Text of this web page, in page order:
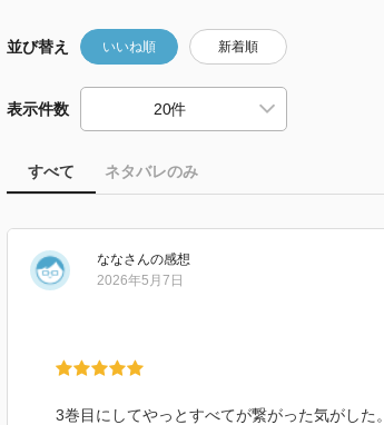
並び替え いいね順 新着順
表示件数
すべて ネタバレのみ
ななさんの感想
2026年5月7日
3巻目にしてやっとすべてが繋がった気がした。